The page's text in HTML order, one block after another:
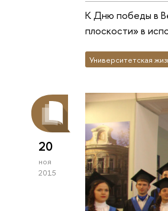
К Дню победы в
плоскости» в
Университетская
20
ноя
2015